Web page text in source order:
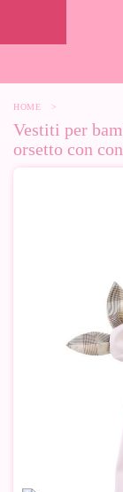
HOME >
Vestiti per
orsetto con